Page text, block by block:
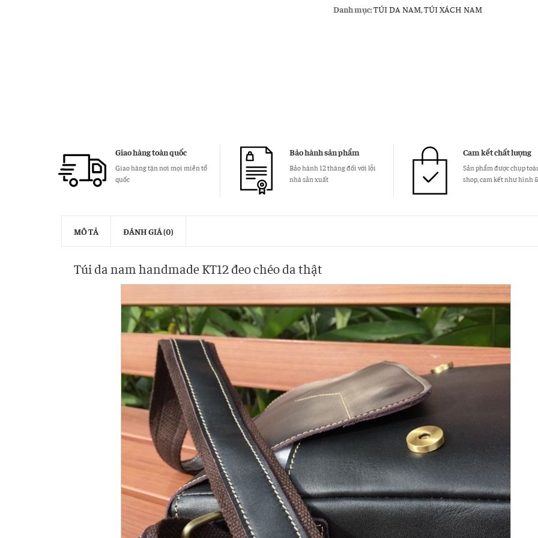
nam
Danh mục:TÚI DA NAM,TÚI XÁCH NAM
Giao hàng toàn quốc
Giao hàng tận nơi mọi miền tổ
quốc
Bảo hành sản phẩm
Bảo hành 12 tháng đối với lỗi
nhà sản xuất
Cam kết chất lượng
Sản phẩm được chụp
shop, cam kết như hình
MÔ TẢ ĐÁNH GIÁ (0)
Túi da nam handmade KT12 đeo chéo da thật